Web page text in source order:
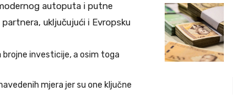
autoputa i putne
uključujući i Evropsku
brojne investicije, a osim toga
mjera jer su one ključne